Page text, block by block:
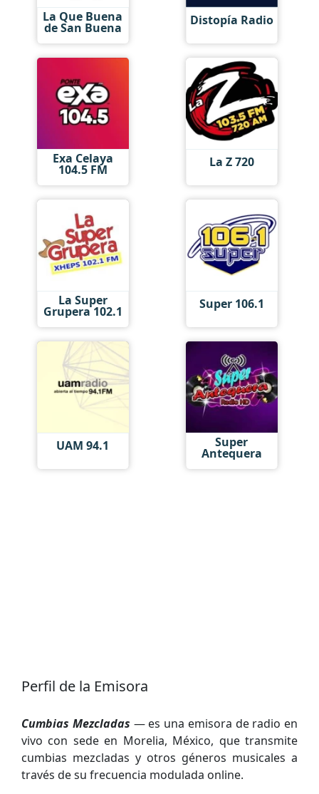
La Que Buena
de San Buena Distopía Radio
Exa Celaya
104.5 FM La Z 720
La Super
Grupera 102.1 Super 106.1
UAM 94.1 Super
Antequera
Perfil de la Emisora
Cumbias Mezcladas — es una emisora de radio en
vivo con sede en Morelia, México, que transmite
cumbias mezcladas y otros géneros musicales a
través de su frecuencia modulada online.